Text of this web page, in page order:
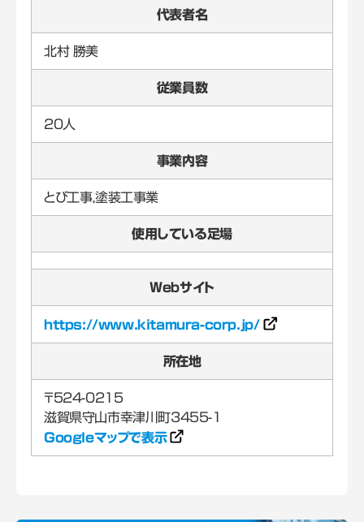
代表者名
北村 勝美
従業員数
20人
事業内容
とび工事，塗装工事業
使用している足場
Webサイト
https://www.kitamura-corp.jp/
所在地
〒524-0215
Googleマップで表示